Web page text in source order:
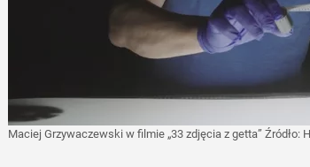
Maciej Grzywaczewski w filmie „33 zdjęcia z getta” Źródło: